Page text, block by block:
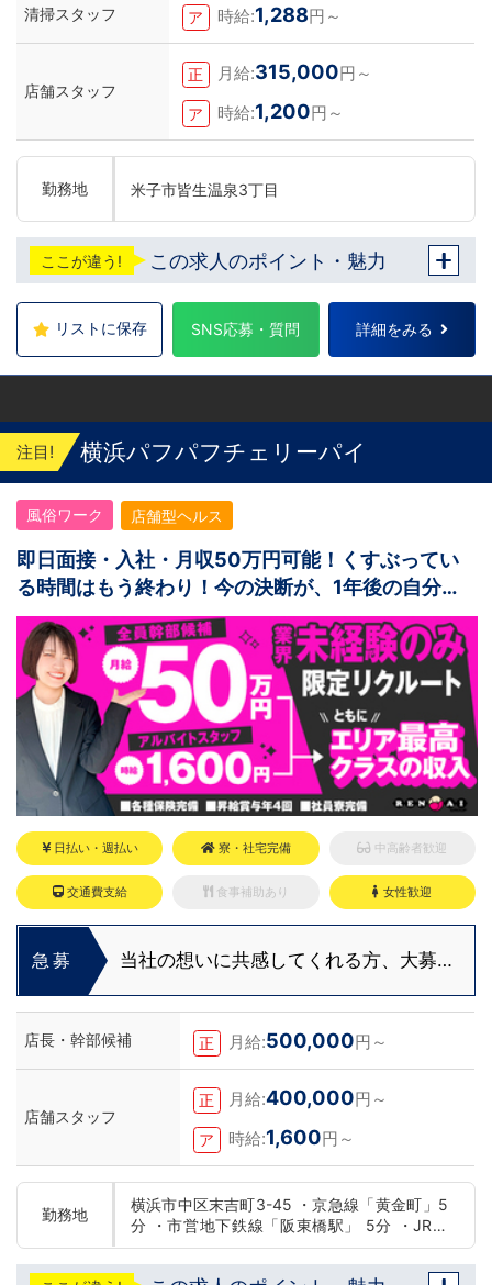
清掃スタッフ ア 時給:1,288円～
店舗スタッフ
正 月給:315,000円～
ア 時給:1,200円～
勤務地 米子市皆生温泉3丁目
ここが違う! この求人のポイント・魅力
リストに保存 SNS応募・質問 詳細をみる
注目! 横浜パフパフチェリーパイ
風俗ワーク 店舗型ヘルス
即日面接・入社・月収50万円可能！くすぶってい
る時間はもう終わり！今の決断が、1年後の自分を
変える。
日払い・週払い 寮・社宅完備 中高齢者歓迎
交通費支給 食事補助あり 女性歓迎
急募
当社の想いに共感してくれる方、大募
店長・幹部候補 正 月給:500,000円～
店舗スタッフ
正 月給:400,000円～
ア 時給:1,600円～
勤務地
横浜市中区末吉町3-45 ・京急線「黄金町」5
分 ・市営地下鉄線「阪東橋駅」 5分 ・JR線
「関内駅」15分